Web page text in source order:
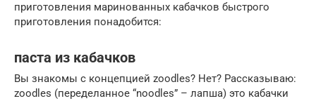
приготовления маринованных кабачков быстрого
приготовления понадобится:
паста из кабачков
Вы знакомы с концепцией zoodles? Нет? Рассказываю:
zoodles (переделанное “noodles” – лапша) это кабачки